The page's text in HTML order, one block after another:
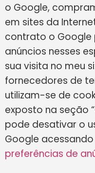
o Google,
em sites da
contrato o Google
anúncios nesses
sua visita no meu
fornecedores de
utilizam-se de
exposto na seção
pode desativar o
Google
preferências de